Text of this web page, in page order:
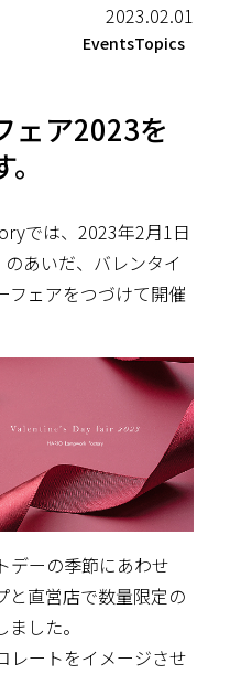
2023.02.01
EventsTopics
ェア2023を
では、2023年2月1日
のあいだ、バレンタイ
フェアをつづけて開催
デーの季節にあわせ
と直営店で数量限定の
した。
レートをイメージさせ